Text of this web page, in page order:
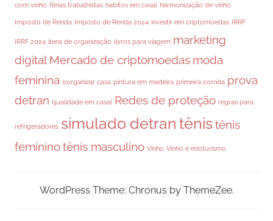
com vinho férias trabalhistas habitos em casal harmonização de vinho
Imposto de Renda Imposto de Renda 2024 investir em criptomoedas IRRF
IRRF 2024 itens de organização livros para viagem marketing
digital Mercado de criptomoedas moda
feminina oorganizar casa pintura em madeira primeira corrida prova
detran qualidade em casal Redes de proteção regras para
refrigeradores simulado detran tênis tênis
femininotênis masculino Vinho Vinho e enoturismo
WordPress Theme: Chronus by ThemeZee.